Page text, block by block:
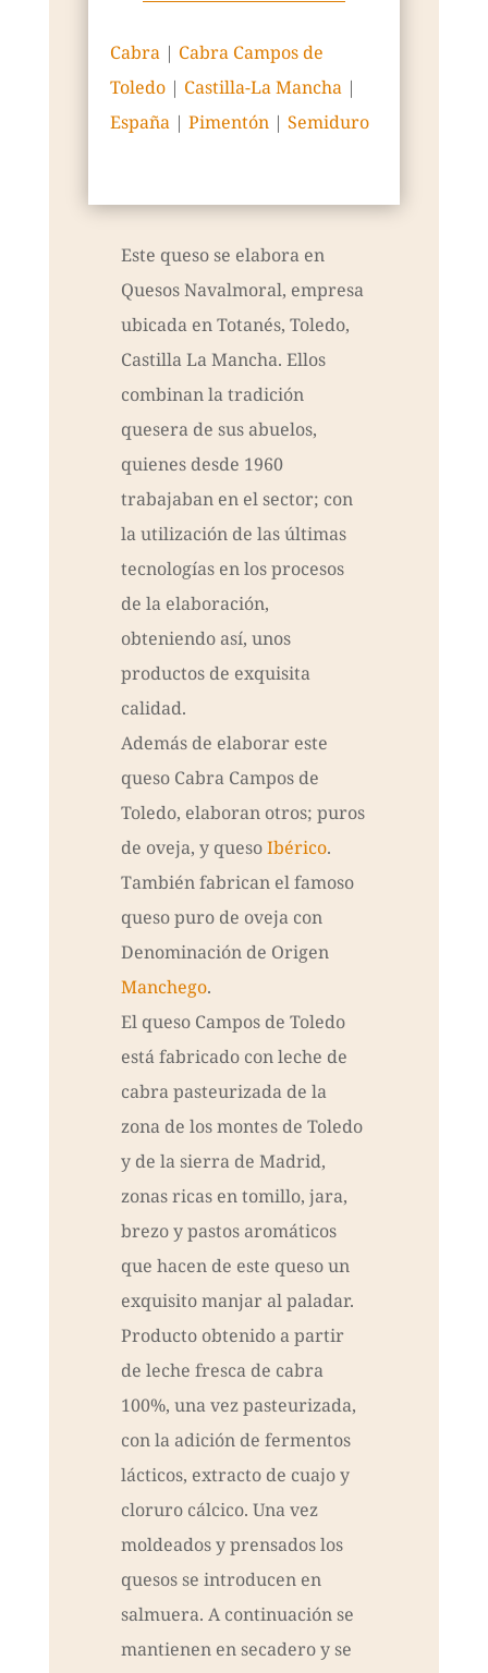
Cabra| Cabra Campos de
Toledo| Castilla-La Mancha|
España| Pimentón| Semiduro
Este queso se elabora en
Quesos Navalmoral, empresa
ubicada en Totanés, Toledo,
Castilla La Mancha. Ellos
combinan la tradición
quesera de sus abuelos,
quienes desde 1960
trabajaban en el sector; con
la utilización de las últimas
tecnologías en los procesos
de la elaboración,
obteniendo así, unos
productos de exquisita
calidad.
Además de elaborar este
queso Cabra Campos de
Toledo, elaboran otros; puros
de oveja, y quesoIbérico.
También fabrican el famoso
queso puro de oveja con
Denominación de Origen
Manchego.
El queso Campos de Toledo
está fabricado con leche de
cabra pasteurizada de la
zona de los montes de Toledo
y de la sierra de Madrid,
zonas ricas en tomillo, jara,
brezo y pastos aromáticos
que hacen de este queso un
exquisito manjar al paladar.
Producto obtenido a partir
de leche fresca de cabra
100%, una vez pasteurizada,
con la adición de fermentos
lácticos, extracto de cuajo y
cloruro cálcico. Una vez
moldeados y prensados los
quesos se introducen en
salmuera. A continuación se
mantienen en secadero y se